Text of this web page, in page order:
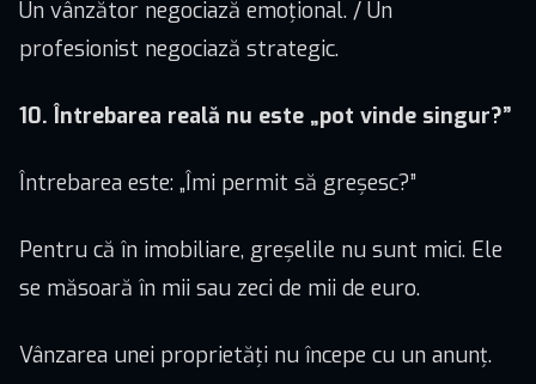
Un vânzător negociază emoțional. / Un
profesionist negociază strategic.
10. Întrebarea reală nu este „pot vinde singur?”
Întrebarea este: „Îmi permit să greșesc?”
Pentru că în imobiliare, greșelile nu sunt mici. Ele
se măsoară în mii sau zeci de mii de euro.
Vânzarea unei proprietăți nu începe cu un anunț.